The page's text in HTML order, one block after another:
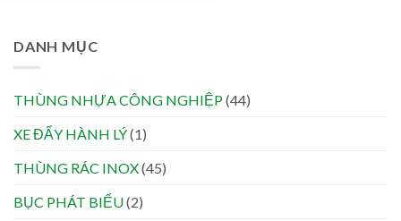
DANH MỤC
THÙNG NHỰA CÔNG NGHIỆP(44)
XE ĐẨY HÀNH LÝ(1)
THÙNG RÁC INOX(45)
BỤC PHÁT BIỂU(2)